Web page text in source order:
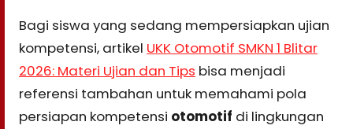
Bagi siswa yang sedang mempersiapkan ujian
kompetensi, artikel UKK Otomotif SMKN 1 Blitar
2026: Materi Ujian dan Tips bisa menjadi
referensi tambahan untuk memahami pola
persiapan kompetensi otomotif di lingkungan